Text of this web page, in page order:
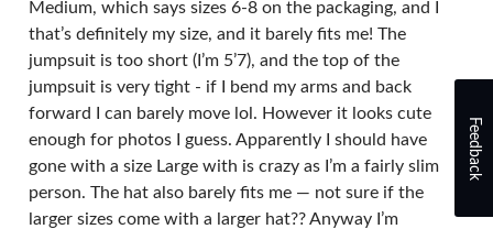
Medium, which says sizes 6-8 on the packaging, and I
that’s definitely my size, and it barely fits me! The
jumpsuit is too short (I’m 5’7), and the top of the
jumpsuit is very tight - if I bend my arms and back
forward I can barely move lol. However it looks cute
enough for photos I guess. Apparently I should have
gone with a size Large with is crazy as I’m a fairly slim
person. The hat also barely fits me — not sure if the
larger sizes come with a larger hat?? Anyway I’m
Feedback